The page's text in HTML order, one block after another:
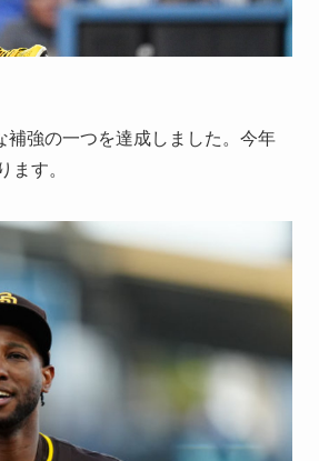
強の一つを達成しました。今年
ます。